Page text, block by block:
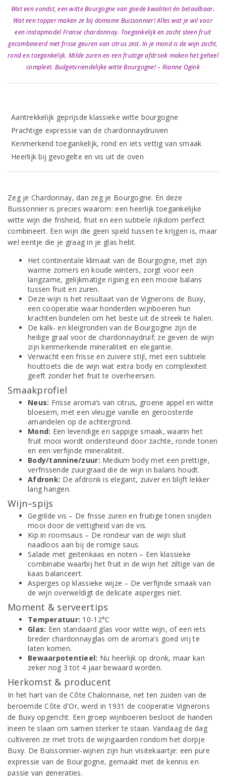
Wat een vondst, een witte Bourgogne van goede kwaliteit én betaalbaar.
Wat een topper maken ze bij domaine Buissonnier! Alles wat je wil voor
een instapmodel Franse chardonnay. Toegankelijk en zacht steen fruit
gecombineerd met frisse geuren van citrus zest. In je mond is de wijn zacht,
rond en toegankelijk. Milde zuren en een fruitige afdronk maken het geheel
compleet. Budgetvriendelijke witte Bourgogne! – Rianne Ogink
Aantrekkelijk geprijsde klassieke witte bourgogne
Prachtige expressie van de chardonnaydruiven
Kenmerkend toegankelijk, rond en iets vettig van smaak
Heerlijk bij gevogelte en vis uit de oven
Zeg je Chardonnay, dan zeg je Bourgogne. En deze
Buissonnier is precies waarom: een heerlijk toegankelijke
witte wijn die frisheid, fruit en een subtiele rijkdom perfect
combineert. Een wijn die geen speld tussen te krijgen is, maar
wel eentje die je graag in je glas hebt.
Het continentale klimaat van de Bourgogne, met zijn
warme zomers en koude winters, zorgt voor een
langzame, gelijkmatige rijping en een mooie balans
tussen fruit en zuren.
Deze wijn is het resultaat van de Vignerons de Buxy,
een coöperatie waar honderden wijnboeren hun
krachten bundelen om het beste uit de streek te halen.
De kalk- en kleigronden van de Bourgogne zijn de
heilige graal voor de chardonnaydruif; ze geven de wijn
zijn kenmerkende mineraliteit en elegantie.
Verwacht een frisse en zuivere stijl, met een subtiele
houttoets die de wijn wat extra body en complexiteit
geeft zonder het fruit te overheersen.
Smaakprofiel
Neus: Frisse aroma’s van citrus, groene appel en witte
bloesem, met een vleugje vanille en geroosterde
amandelen op de achtergrond.
Mond: Een levendige en sappige smaak, waarin het
fruit mooi wordt ondersteund door zachte, ronde tonen
en een verfijnde mineraliteit.
Body/tannine/zuur: Medium body met een prettige,
verfrissende zuurgraad die de wijn in balans houdt.
Afdronk: De afdronk is elegant, zuiver en blijft lekker
lang hangen.
Wijn–spijs
Gegrilde vis – De frisse zuren en fruitige tonen snijden
mooi door de vettigheid van de vis.
Kip in roomsaus – De rondeur van de wijn sluit
naadloos aan bij de romige saus.
Salade met geitenkaas en noten – Een klassieke
combinatie waarbij het fruit in de wijn het ziltige van de
kaas balanceert.
Asperges op klassieke wijze – De verfijnde smaak van
de wijn overweldigt de delicate asperges niet.
Moment & serveertips
Temperatuur: 10-12°C
Glas: Een standaard glas voor witte wijn, of een iets
breder chardonnayglas om de aroma's goed vrij te
laten komen.
Bewaarpotentieel: Nu heerlijk op dronk, maar kan
zeker nog 3 tot 4 jaar bewaard worden.
Herkomst & producent
In het hart van de Côte Chalonnaise, net ten zuiden van de
beroemde Côte d'Or, werd in 1931 de coöperatie Vignerons
de Buxy opgericht. Een groep wijnboeren besloot de handen
ineen te slaan om samen sterker te staan. Vandaag de dag
cultiveren ze met trots de wijngaarden rondom het dorpje
Buxy. De Buissonnier-wijnen zijn hun visitekaartje: een pure
expressie van de Bourgogne, gemaakt met de kennis en
passie van generaties.